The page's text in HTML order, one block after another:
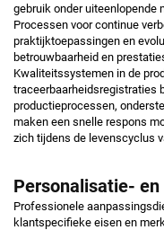
gebruik onder uiteenlopende
Processen voor continue
praktijktoepassingen en
betrouwbaarheid en
Kwaliteitssystemen in de
traceerbaarheidsregistraties
productieprocessen,
maken een snelle respons
zich tijdens de levenscyclus
Personalisatie-
Professionele
klantspecifieke eisen en